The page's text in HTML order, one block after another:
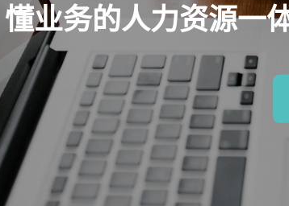
懂业务的人力资源一